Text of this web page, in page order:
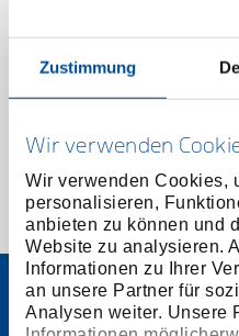
Zustimmung
Wir verwenden
Wir verwenden Cookies,
personalisieren,
anbieten zu können und
Website zu analysieren.
Informationen zu Ihrer
an unsere Partner für
Analysen weiter. Unsere
3301281